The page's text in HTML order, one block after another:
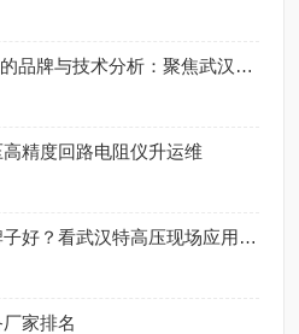
SF6密度继电器校验仪的品牌与技术分析：聚焦武汉特高压电力科技
精度回路电阻仪升运维
继电保护试验仪哪个牌子好？看武汉特高压现场应用实例
家排名